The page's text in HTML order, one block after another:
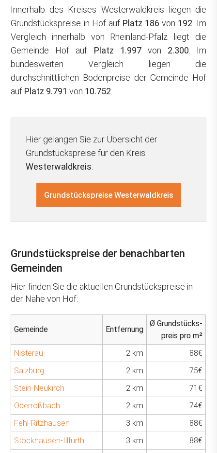
Innerhalb des Kreises Westerwaldkreis liegen die
Grundstückspreise in Hof auf Platz 186 von 192 . Im
Vergleich innerhalb von Rheinland-Pfalz liegt die
Gemeinde Hof auf Platz 1.997von 2.300 . Im
bundesweiten Vergleich liegen die
durchschnittlichen Bodenpreise der Gemeinde Hof
auf Platz 9.791 von 10.752
Hier gelangen Sie zur Übersicht der
Grundstückspreise für den Kreis
Westerwaldkreis:
Grundstückspreise Westerwaldkreis
Grundstückspreise der benachbarten
Gemeinden
Hier finden Sie die aktuellen Grundstückspreise in
der Nähe von Hof:
Gemeinde Entfernung
Ø Grundstücks-
preis pro m²
Nisterau
2 km
88€
Salzburg
2 km
75€
Stein-Neukirch
2 km
71€
Oberroßbach
2 km
74€
Fehl-Ritzhausen
3 km
88€
Stockhausen-Illfurth
3 km 88€